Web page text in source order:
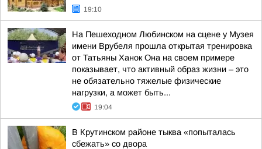
19:10
На Пешеходном Любинском на сцене у Музея
имени Врубеля прошла открытая тренировка
от Татьяны Ханок Она на своем примере
показывает, что активный образ жизни – это
не обязательно тяжелые физические
нагрузки, а может быть...
19:04
В Крутинском районе тыква «попыталась
сбежать» со двора